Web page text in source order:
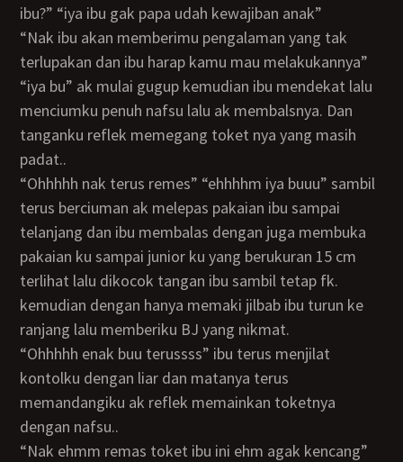
ibu?” “iya ibu gak papa udah kewajiban anak”
“nak ibu akan memberimu pengalaman yang tak
terlupakan dan ibu harap kamu mau melakukannya”
“iya bu” ak mulai gugup kemudian ibu mendekat lalu
menciumku penuh nafsu lalu ak membalsnya. Dan
tanganku reflek memegang toket nya yang masih
padat..
“ohhhhh nak terus remes” “ehhhhm iya buuu” sambil
terus berciuman ak melepas pakaian ibu sampai
telanjang dan ibu membalas dengan juga membuka
pakaian ku sampai junior ku yang berukuran 15 cm
terlihat lalu dikocok tangan ibu sambil tetap fk.
kemudian dengan hanya memaki jilbab ibu turun ke
ranjang lalu memberiku BJ yang nikmat.
“ohhhhh enak buu terussss” ibu terus menjilat
kontolku dengan liar dan matanya terus
memandangiku ak reflek memainkan toketnya
dengan nafsu..
“nak ehmm remas toket ibu ini ehm agak kencang”